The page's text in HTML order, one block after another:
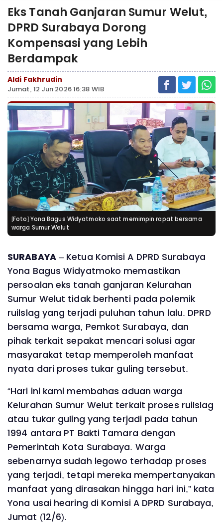
Eks Tanah Ganjaran Sumur Welut,
DPRD Surabaya Dorong
Kompensasi yang Lebih
Berdampak ‎
Aldi Fakhrudin
Jumat, 12 Jun 2026 16:38 WIB
[Foto] Yona Bagus Widyatmoko saat memimpin rapat bersama
warga Sumur Welut
‎SURABAYA– Ketua Komisi A DPRD Surabaya
Yona Bagus Widyatmoko memastikan
persoalan eks tanah ganjaran Kelurahan
Sumur Welut tidak berhenti pada polemik
ruilslag yang terjadi puluhan tahun lalu. DPRD
bersama warga, Pemkot Surabaya, dan
pihak terkait sepakat mencari solusi agar
masyarakat tetap memperoleh manfaat
nyata dari proses tukar guling tersebut.
‎“Hari ini kami membahas aduan warga
Kelurahan Sumur Welut terkait proses ruilslag
atau tukar guling yang terjadi pada tahun
1994 antara PT Bakti Tamara dengan
Pemerintah Kota Surabaya. Warga
sebenarnya sudah legowo terhadap proses
yang terjadi, tetapi mereka mempertanyakan
manfaat yang dirasakan hingga hari ini,” kata
Yona usai hearing di Komisi A DPRD Surabaya,
Jumat (12/6).‎